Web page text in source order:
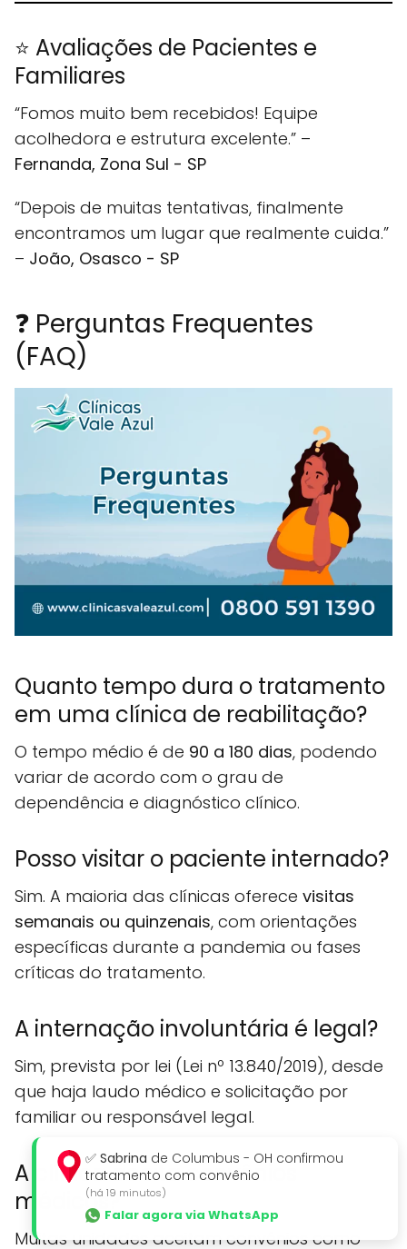
⭐ Avaliações de Pacientes e
Familiares
“Fomos muito bem recebidos! Equipe
acolhedora e estrutura excelente.” –
Fernanda, Zona Sul - SP
“Depois de muitas tentativas, finalmente
encontramos um lugar que realmente cuida.”
– João, Osasco - SP
❓ Perguntas Frequentes
(FAQ)
Quanto tempo dura o tratamento
em uma clínica de reabilitação?
O tempo médio é de 90 a 180 dias, podendo
variar de acordo com o grau de
dependência e diagnóstico clínico.
Posso visitar o paciente internado?
Sim. A maioria das clínicas oferece visitas
semanais ou quinzenais, com orientações
específicas durante a pandemia ou fases
críticas do tratamento.
A internação involuntária é legal?
Sim, prevista por lei (Lei nº 13.840/2019), desde
que haja laudo médico e solicitação por
familiar ou responsável legal.
A clínica aceita convênios
médicos?
Muitas unidades aceitam convênios como
✅ Sabrina de Columbus - OH confirmou
tratamento com convênio
(há 19 minutos)
Falar agora via WhatsApp